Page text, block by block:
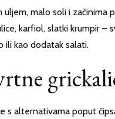
malo soli i začinima
karfiol, slatki krumpir
ili kao dodatak salati.
s alternativama poput